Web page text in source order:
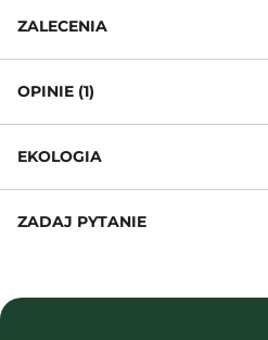
ZALECENIA
OPINIE (1)
EKOLOGIA
ZADAJ PYTANIE